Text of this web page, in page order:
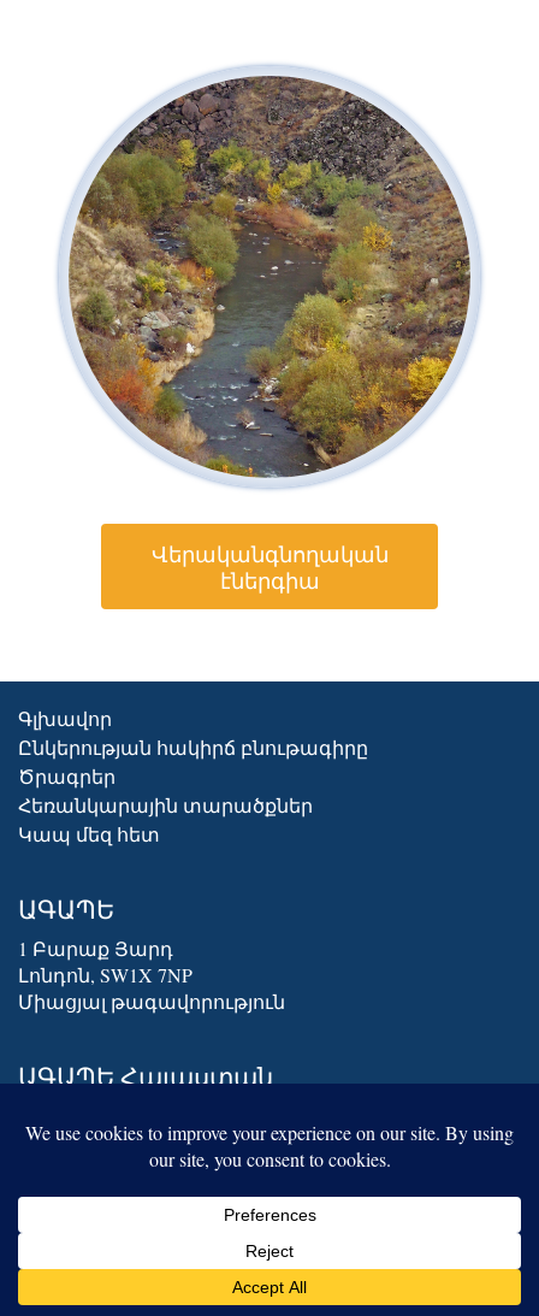
Վերականգնողական
էներգիա
Գլխավոր
Ընկերության հակիրճ բնութագիրը
Ծրագրեր
Հեռանկարային տարածքներ
Կապ մեզ հետ
ԱԳԱՊԵ
1 Բարաք Յարդ
Լոնդոն, SW1X 7NP
Միացյալ թագավորություն
ԱԳԱՊԵ Հայաստան
Երեւան 0010
Հայաստանի Հանրապետություն
+374 91 052 908
© COPYRIGHT Արմենիան Գազ ընդ
Փաուեր Ինտերփրայզիս Ինք.
Powered by CEKO